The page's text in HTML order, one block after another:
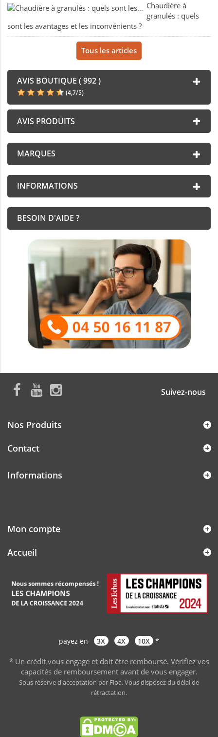
Chaudière à
granulés : quels
sont les avantages et les inconvénients ?
Tous les articles
AVIS BOUTIQUE ( 992 )
(4,7/5)
AVIS PRODUITS
MARQUES
INFORMATIONS
BESOIN D'AIDE ?
Suivez-nous
Nos Produits
Contact
Informations
Mon compte
Accueil
payez en 3X 4X 10X *
* Un crédit vous engage et doit être remboursé. Vérifiez vos
capacités de remboursement avant de vous engager.
Sous réserve d'acceptation par Floa. Vous disposez du délai de
rétractation.